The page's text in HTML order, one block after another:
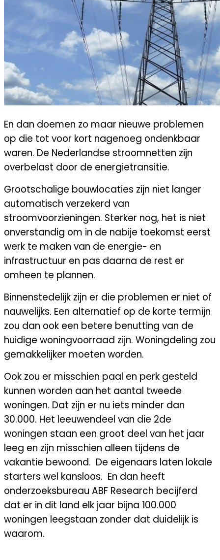
En dan doemen zo maar nieuwe problemen
op die tot voor kort nagenoeg ondenkbaar
waren. De Nederlandse stroomnetten zijn
overbelast door de energietransitie.
Grootschalige bouwlocaties zijn niet langer
automatisch verzekerd van
stroomvoorzieningen. Sterker nog, het is niet
onverstandig om in de nabije toekomst eerst
werk te maken van de energie- en
infrastructuur en pas daarna de rest er
omheen te plannen.
Binnenstedelijk zijn er die problemen er niet of
nauwelijks. Een alternatief op de korte termijn
zou dan ook een betere benutting van de
huidige woningvoorraad zijn. Woningdeling zou
gemakkelijker moeten worden.
Ook zou er misschien paal en perk gesteld
kunnen worden aan het aantal tweede
woningen. Dat zijn er nu iets minder dan
30.000. Het leeuwendeel van die 2de
woningen staan een groot deel van het jaar
leeg en zijn misschien alleen tijdens de
vakantie bewoond. De eigenaars laten lokale
starters wel kansloos. En dan heeft
onderzoeksbureau ABF Research becijferd
dat er in dit land elk jaar bijna 100.000
woningen leegstaan zonder dat duidelijk is
waarom.